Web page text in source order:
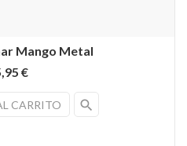
Mango Metal
€
CARRITO search